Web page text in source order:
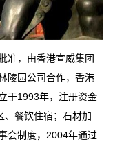
准，由香港宣威集团
陵园公司合作，香港
于1993年，注册资金
、餐饮住宿；石材加
会制度，2004年通过